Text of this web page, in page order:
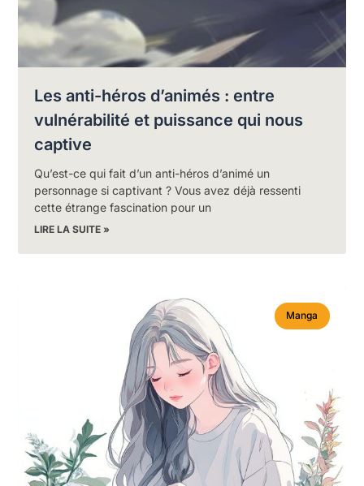
Les anti-héros d’animés : entre
vulnérabilité et puissance qui nous
captive
Qu’est-ce qui fait d’un anti-héros d’animé un
personnage si captivant ? Vous avez déjà ressenti
cette étrange fascination pour un
LIRE LA SUITE »
Manga